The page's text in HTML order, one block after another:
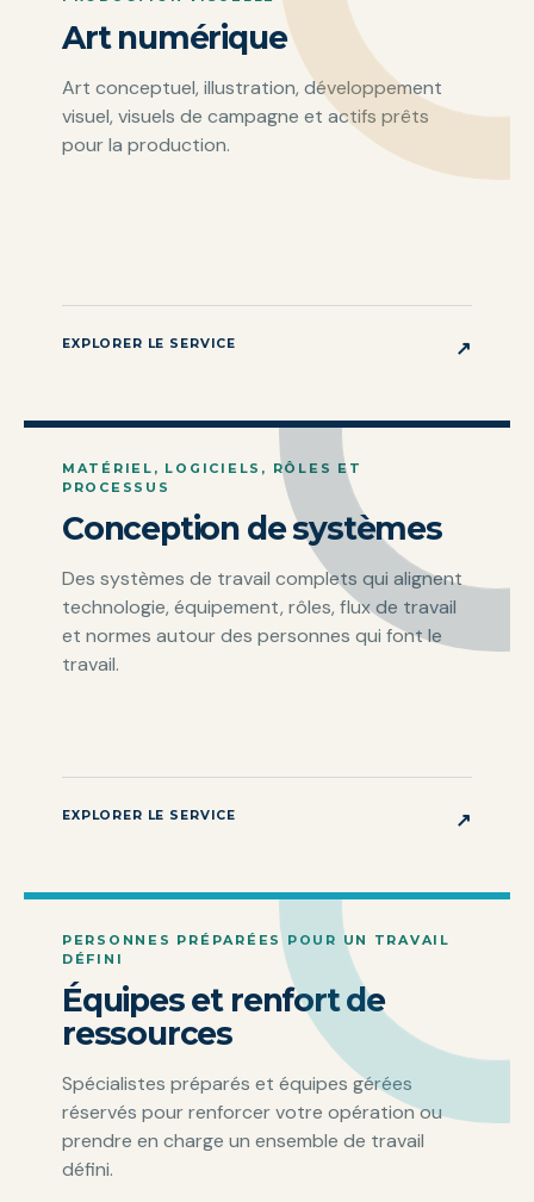
Art numérique
Art conceptuel, illustration, développement
visuel, visuels de campagne et actifs prêts
pour la production.
EXPLORER LE SERVICE ↗
MATÉRIEL, LOGICIELS, RÔLES ET
PROCESSUS
Conception de systèmes
Des systèmes de travail complets qui alignent
technologie, équipement, rôles, flux de travail
et normes autour des personnes qui font le
travail.
EXPLORER LE SERVICE ↗
PERSONNES PRÉPARÉES POUR UN TRAVAIL
DÉFINI
Équipes et renfort de
ressources
Spécialistes préparés et équipes gérées
réservés pour renforcer votre opération ou
prendre en charge un ensemble de travail
défini.